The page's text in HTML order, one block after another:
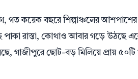
গত কয়েক বছরে শিল্পাঞ্চলের
পাকা রাস্তা, কোথাও আবার গড়ে উঠছে
গাজীপুরে ছোট-বড় মিলিয়ে প্রায় ৫০টি